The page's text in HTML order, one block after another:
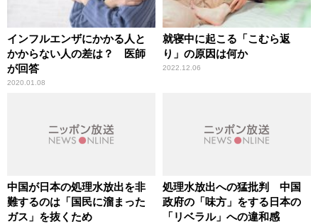
インフルエンザにかかる人と
かからない人の差は？ 医師
が回答
2020.01.08
就寝中に起こる「こむら返
り」の原因は何か
2022.12.06
中国が日本の処理水放出を非
難するのは「国民に溜まった
ガス」を抜くため
処理水放出への猛批判 中国
政府の「味方」をする日本の
「リベラル」への違和感